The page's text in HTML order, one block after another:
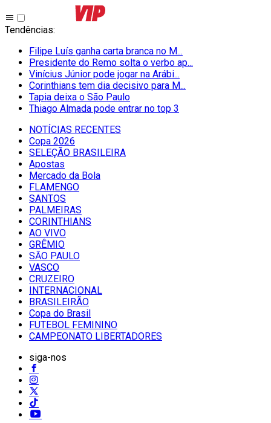
Tendências:
Filipe Luís ganha carta branca no M...
Presidente do Remo solta o verbo ap...
Vinícius Júnior pode jogar na Arábi...
Corinthians tem dia decisivo para M...
Tapia deixa o São Paulo
Thiago Almada pode entrar no top 3
NOTÍCIAS RECENTES
Copa 2026
SELEÇÃO BRASILEIRA
Apostas
Mercado da Bola
FLAMENGO
SANTOS
PALMEIRAS
CORINTHIANS
AO VIVO
GRÊMIO
SĀO PAULO
VASCO
CRUZEIRO
INTERNACIONAL
BRASILEIRÃO
Copa do Brasil
FUTEBOL FEMININO
CAMPEONATO LIBERTADORES
siga-nos